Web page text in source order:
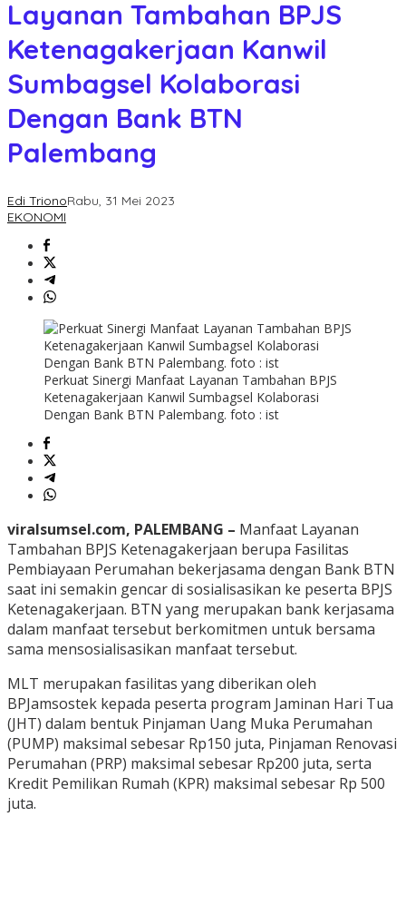
Layanan Tambahan BPJS
Ketenagakerjaan Kanwil
Sumbagsel Kolaborasi
Dengan Bank BTN
Palembang
Edi TrionoRabu, 31 Mei 2023
EKONOMI
Perkuat Sinergi Manfaat Layanan Tambahan BPJS
Ketenagakerjaan Kanwil Sumbagsel Kolaborasi
Dengan Bank BTN Palembang. foto : ist
viralsumsel.com, PALEMBANG – Manfaat Layanan
Tambahan BPJS Ketenagakerjaan berupa Fasilitas
Pembiayaan Perumahan bekerjasama dengan Bank BTN
saat ini semakin gencar di sosialisasikan ke peserta BPJS
Ketenagakerjaan. BTN yang merupakan bank kerjasama
dalam manfaat tersebut berkomitmen untuk bersama
sama mensosialisasikan manfaat tersebut.
MLT merupakan fasilitas yang diberikan oleh
BPJamsostek kepada peserta program Jaminan Hari Tua
(JHT) dalam bentuk Pinjaman Uang Muka Perumahan
(PUMP) maksimal sebesar Rp150 juta, Pinjaman Renovasi
Perumahan (PRP) maksimal sebesar Rp200 juta, serta
Kredit Pemilikan Rumah (KPR) maksimal sebesar Rp 500
juta.